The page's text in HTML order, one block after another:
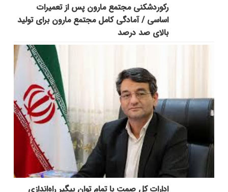
رکوردشکنی مجتمع مارون پس از تعمیرات
اساسی / آمادگی کامل مجتمع مارون برای تولید
بالای صد درصد
ادارات کل صمت با تمام توان پیگیر راه‌اندازی